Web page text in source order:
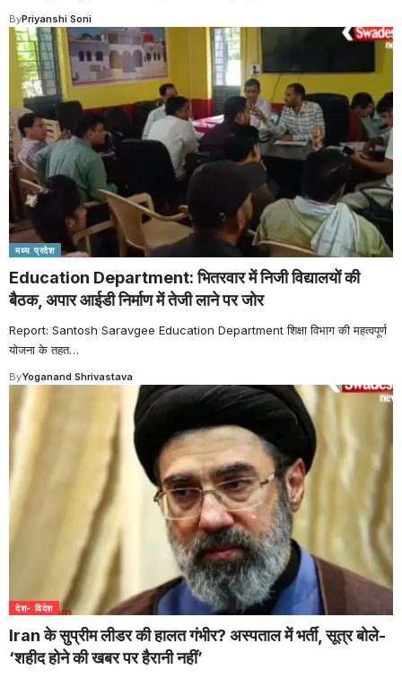
ByPriyanshi Soni
मध्य प्रदेश
Education Department: भितरवार में निजी विद्यालयों की
बैठक, अपार आईडी निर्माण में तेजी लाने पर जोर
Report: Santosh Saravgee Education Department शिक्षा विभाग की महत्वपूर्ण
योजना के तहत…
ByYoganand Shrivastava
देश- विदेश
Iran के सुप्रीम लीडर की हालत गंभीर? अस्पताल में भर्ती, सूत्र बोले-
‘शहीद होने की खबर पर हैरानी नहीं’